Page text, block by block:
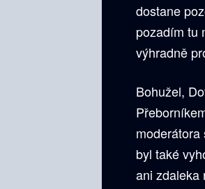
dostane
pozadím tu
výhradně
Bohužel,
byl také
ani zdaleka